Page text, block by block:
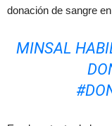
donación de sangre
MINSAL